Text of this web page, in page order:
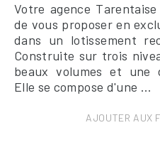
Votre agence
de vous proposer en
dans un lotissement
Construite sur trois
beaux volumes et une
Elle se compose d'une ...
AJOUTER AUX